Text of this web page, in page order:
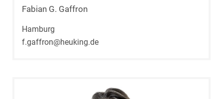
Fabian G. Gaffron
Hamburg
f.gaffron@heuking.de